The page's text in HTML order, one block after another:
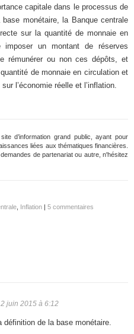
capitale dans le processus de
monétaire, la Banque centrale
sur la quantité de monnaie en
un montant de réserves
rémunérer ou non ces dépôts, et
de monnaie en circulation et
l’économie réelle et l’inflation.
d’information grand public, ayant pour
liées aux thématiques financières.
de partenariat ou autre, n'hésitez
Inflation | 5 commentaires
2 juin 2015 à 6:12
définition de la base monétaire.